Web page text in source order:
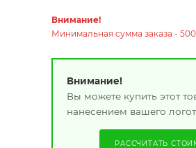
Внимание!
Минимальная сумма заказа -
Внимание!
Вы можете купить этот
нанесением вашего
РАССЧИТАТЬ